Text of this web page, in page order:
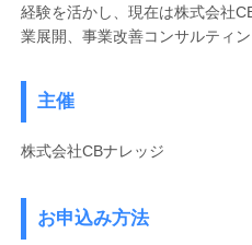
経験を活かし、現在は株式会社
業展開、事業改善コンサルティ
主催
株式会社CBナレッジ
お申込み方法